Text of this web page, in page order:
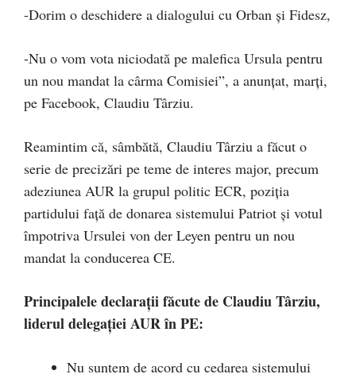
-Dorim o deschidere a dialogului cu Orban și Fidesz,
-Nu o vom vota niciodată pe malefica Ursula pentru
un nou mandat la cârma Comisiei”, a anunțat, marți,
pe Facebook, Claudiu Târziu.
Reamintim că, sâmbătă, Claudiu Târziu a făcut o
serie de precizări pe teme de interes major, precum
adeziunea AUR la grupul politic ECR, poziția
partidului față de donarea sistemului Patriot și votul
împotriva Ursulei von der Leyen pentru un nou
mandat la conducerea CE.
Principalele declarații făcute de Claudiu Târziu,
liderul delegației AUR în PE:
Nu suntem de acord cu cedarea sistemului